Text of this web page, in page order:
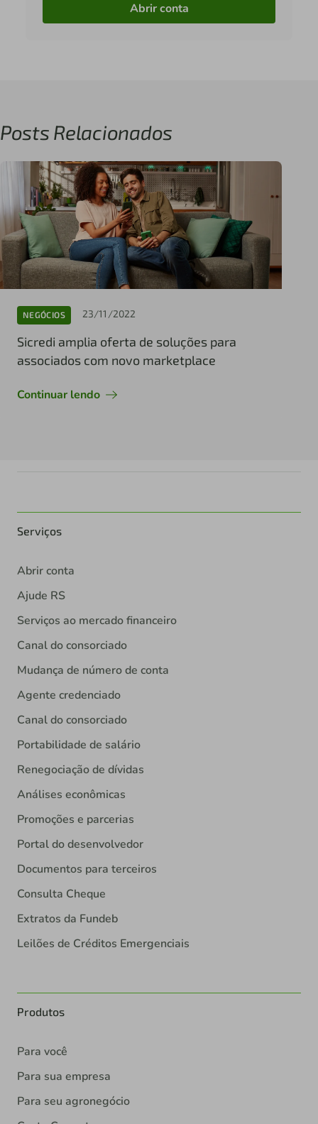
Abrir conta
Posts Relacionados
NEGÓCIOS 23/11/2022
Sicredi amplia oferta de soluções para
associados com novo marketplace
Continuar lendo
Serviços
Abrir conta
Ajude RS
Serviços ao mercado financeiro
Canal do consorciado
Mudança de número de conta
Agente credenciado
Canal do consorciado
Portabilidade de salário
Renegociação de dívidas
Análises econômicas
Promoções e parcerias
Portal do desenvolvedor
Documentos para terceiros
Consulta Cheque
Extratos da Fundeb
Leilões de Créditos Emergenciais
Produtos
Para você
Para sua empresa
Para seu agronegócio